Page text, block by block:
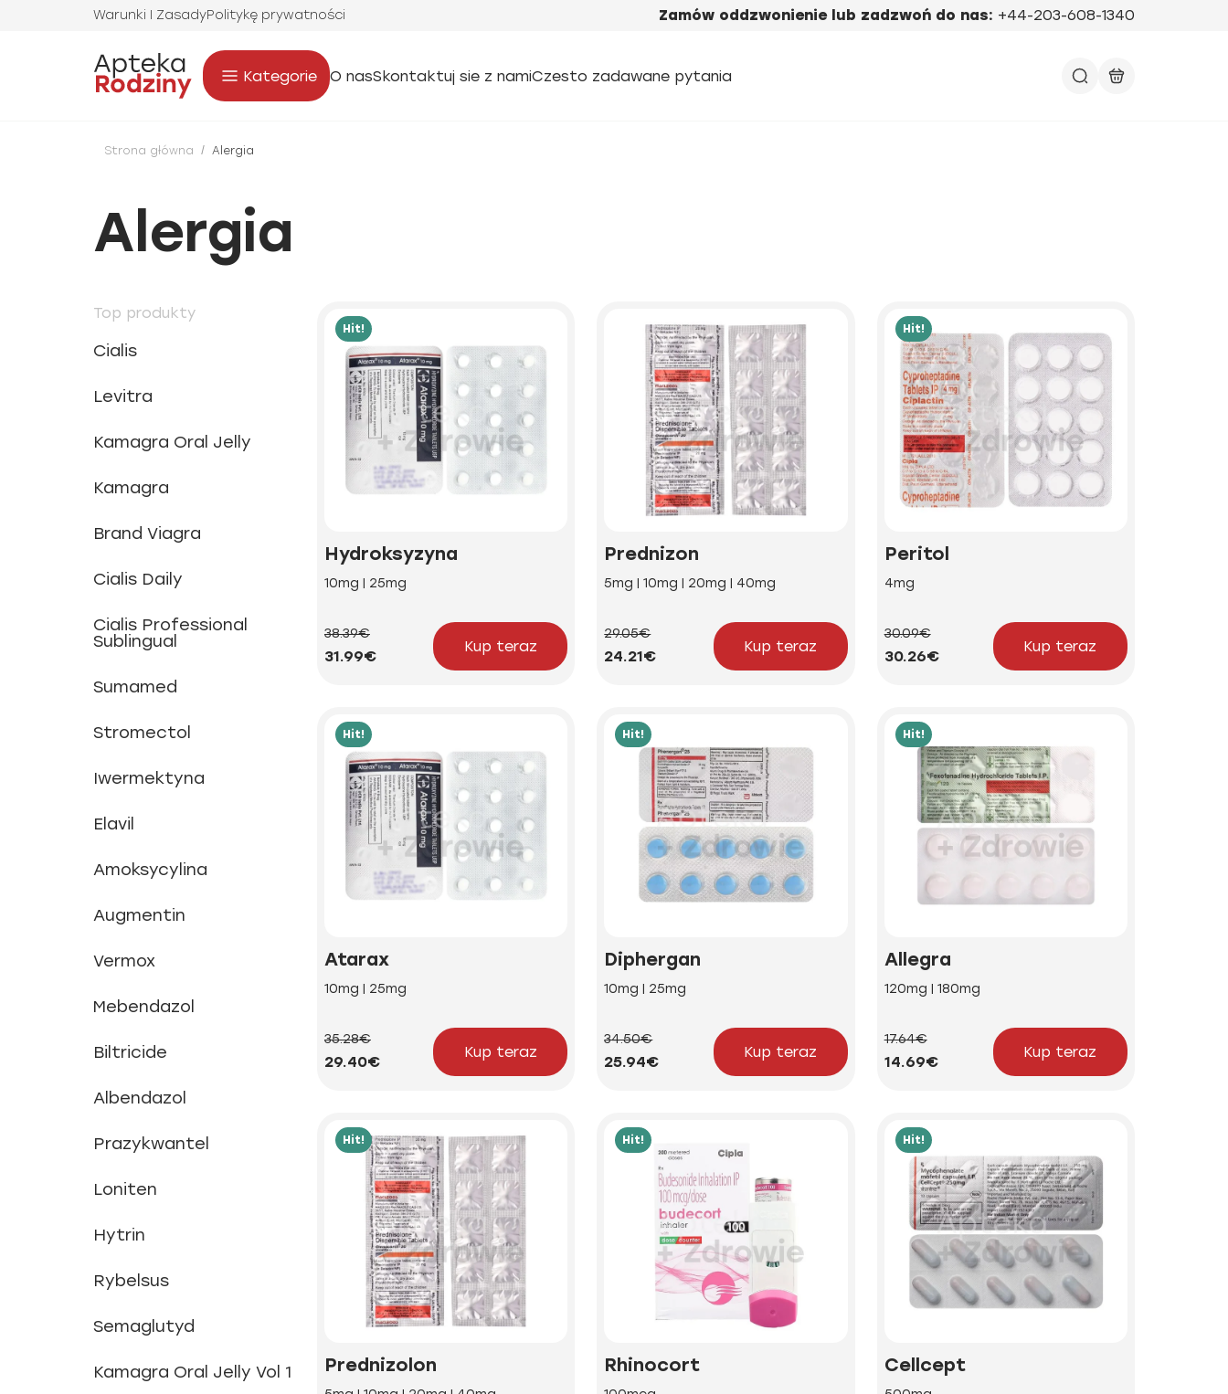
Warunki I ZasadyPolitykę prywatności Zamów oddzwonienie lub zadzwoń do nas: +44-203-608-1340
Kategorie O nasSkontaktuj sie z namiCzesto zadawane pytania
Strona główna / Alergia
Alergia
Top produkty
Cialis
Levitra
Kamagra Oral Jelly
Kamagra
Brand Viagra
Cialis Daily
Cialis Professional
Sublingual
Sumamed
Stromectol
Iwermektyna
Elavil
Amoksycylina
Augmentin
Vermox
Mebendazol
Biltricide
Albendazol
Prazykwantel
Loniten
Hytrin
Rybelsus
Semaglutyd
Kamagra Oral Jelly Vol 1
Hit!
Hydroksyzyna
10mg | 25mg
38.39€
31.99€
Kup teraz
Prednizon
5mg | 10mg | 20mg | 40mg
29.05€
24.21€
Kup teraz
Hit!
Peritol
4mg
30.09€
30.26€
Kup teraz
Hit!
Atarax
10mg | 25mg
35.28€
29.40€
Kup teraz
Hit!
Diphergan
10mg | 25mg
34.50€
25.94€
Kup teraz
Hit!
Allegra
120mg | 180mg
17.64€
14.69€
Kup teraz
Hit!
Prednizolon
Hit!
Rhinocort
Hit!
Cellcept